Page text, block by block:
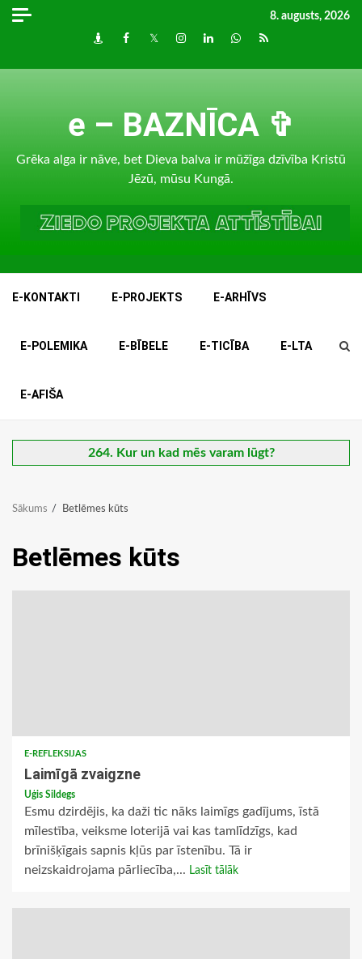
Skip
8. augusts, 2026
DraugiemFacebook
TwitterInstagram
LinkedInwhatsapp
RSS
e – BAZNĪCA ✞
Grēka alga ir nāve, bet Dieva balva ir mūžīga dzīvība Kristū
Jēzū, mūsu Kungā.
E-KONTAKTI E-PROJEKTS E-ARHĪVS
E-POLEMIKA E-BĪBELE E-TICĪBA E-LTA
E-AFIŠA
264. Kur un kad mēs varam lūgt?
Sākums Betlēmes kūts
Betlēmes kūts
E-REFLEKSIJAS
Laimīgā zvaigzne
Uģis Sildegs
Esmu dzirdējis, ka daži tic nāks laimīgs gadījums, īstā
mīlestība, veiksme loterijā vai kas tamlīdzīgs, kad
brīnišķīgais sapnis kļūs par īstenību. Tā ir
neizskaidrojama pārliecība,... Lasīt tālāk